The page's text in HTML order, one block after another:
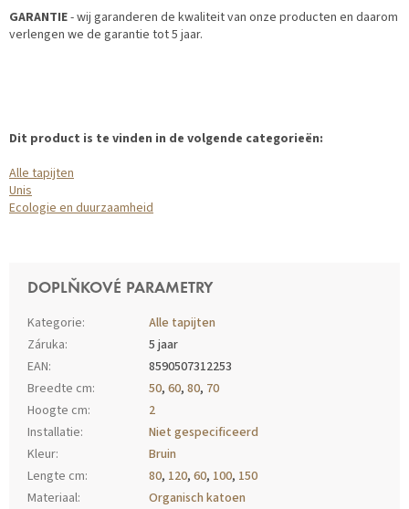
GARANTIE- wij garanderen de kwaliteit van onze producten en daarom
verlengen we de garantie tot 5 jaar.
Dit product is te vinden in de volgende categorieën:
Alle tapijten
Unis
Ecologie en duurzaamheid
DOPLŇKOVÉ PARAMETRY
Kategorie:
Alle tapijten
Záruka:
5 jaar
EAN:
8590507312253
Breedte cm: 50, 60, 80, 70
Hoogte cm:
2
Installatie:
Niet gespecificeerd
Kleur:
Bruin
Lengte cm: 80, 120, 60, 100, 150
Materiaal:
Organisch katoen